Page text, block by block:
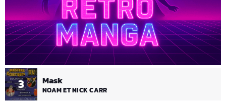
3 Mask
NOAM ET NICK CARR